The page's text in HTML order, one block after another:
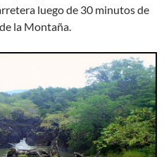
luego de 30 minutos de
la Montaña.